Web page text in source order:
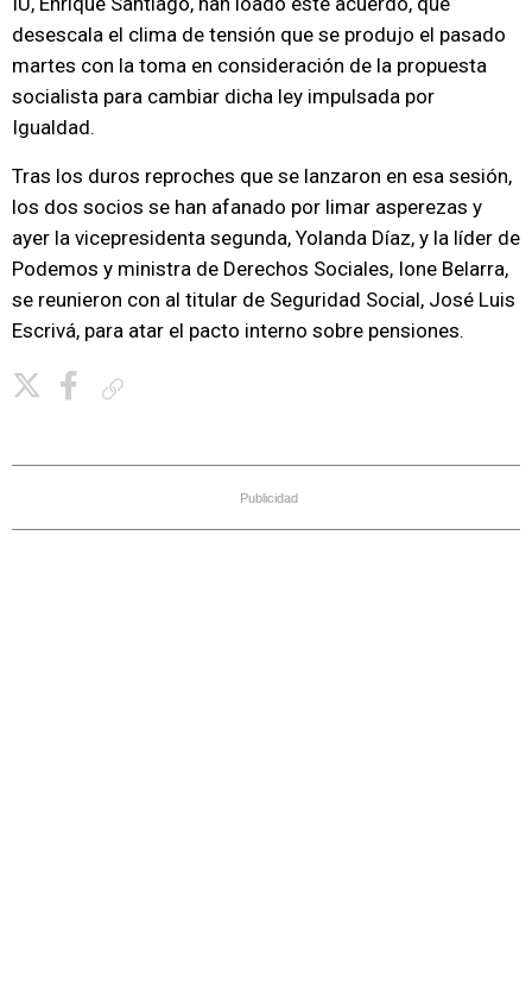
desescala el clima de tensión que se produjo el pasado
martes con la toma en consideración de la propuesta
socialista para cambiar dicha ley impulsada por
Igualdad.
Tras los duros reproches que se lanzaron en esa sesión,
los dos socios se han afanado por limar asperezas y
ayer la vicepresidenta segunda, Yolanda Díaz, y la líder de
Podemos y ministra de Derechos Sociales, Ione Belarra,
se reunieron con al titular de Seguridad Social, José Luis
Escrivá, para atar el pacto interno sobre pensiones.
Publicidad